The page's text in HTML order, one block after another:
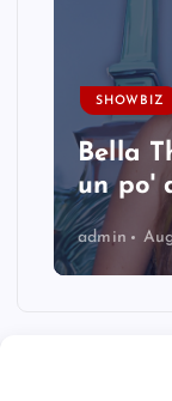
SHOWBIZ
Bella
un po'
admin